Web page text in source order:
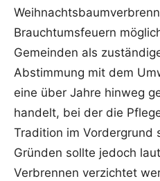
Brauchtumsfeuern
Gemeinden als
Abstimmung mit dem
eine über Jahre hinweg
handelt, bei der die
Tradition im Vordergrund
Gründen sollte jedoch
Verbrennen verzichtet